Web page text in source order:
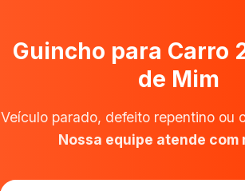
Guincho para Carro
de Mim
Veículo parado, defeito repentino ou
Nossa equipe atende com